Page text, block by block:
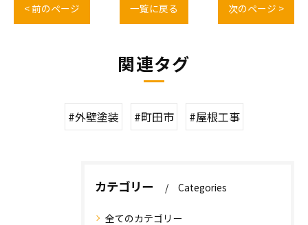
< 前のページ 一覧に戻る 次のページ >
関連タグ
#外壁塗装 #町田市 #屋根工事
カテゴリー Categories
全てのカテゴリー